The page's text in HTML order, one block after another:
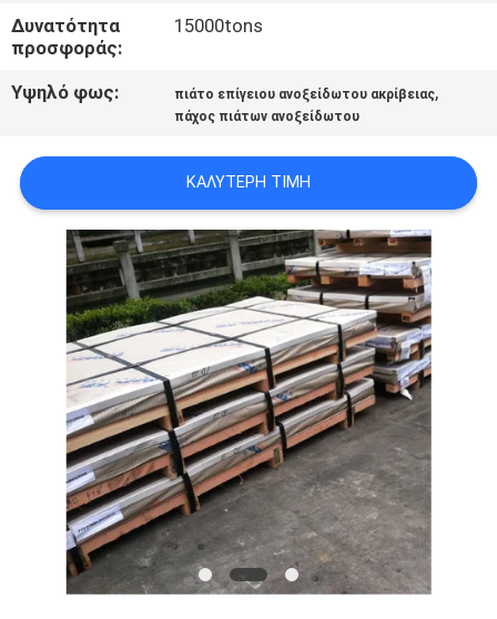
ΠΕΡΙΠΤΏΣΕΙΣ
NEWS
SITEMAP
PRIVACY
POLICY
Δυνατότητα
προσφοράς:
15000tons
Υψηλό φως: πιάτο επίγειου ανοξείδωτου ακρίβειας,
πάχος πιάτων ανοξείδωτου
ΚΑΛΎΤΕΡΗ ΤΙΜΉ